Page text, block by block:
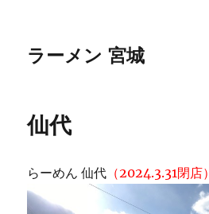
ラーメン 宮城
仙代
らーめん 仙代 （2024.3.31閉店）